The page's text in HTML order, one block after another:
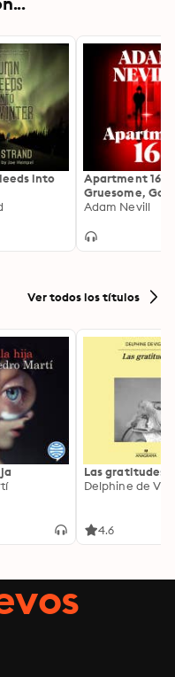
into
Apartment 16:
Gruesome,
Psychological
The Ritual
Adam Nevill
Ver todos los títulos
Las gratitudes
Delphine de
4.6